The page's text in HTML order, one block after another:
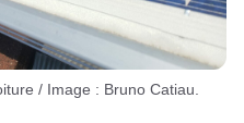
/ Image : Bruno Catiau.